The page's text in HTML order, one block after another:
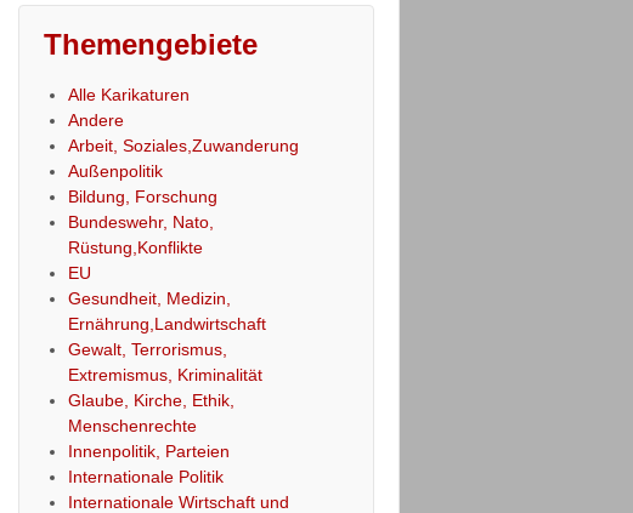
Themengebiete
Alle Karikaturen
Andere
Arbeit, Soziales,Zuwanderung
Außenpolitik
Bildung, Forschung
Bundeswehr, Nato,
Rüstung,Konflikte
EU
Gesundheit, Medizin,
Ernährung,Landwirtschaft
Gewalt, Terrorismus,
Extremismus, Kriminalität
Glaube, Kirche, Ethik,
Menschenrechte
Innenpolitik, Parteien
Internationale Politik
Internationale Wirtschaft und